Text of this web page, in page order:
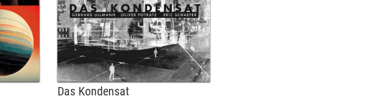
Das Kondensat